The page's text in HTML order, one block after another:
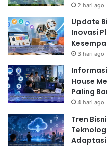
2 hari ago
Update
Inovasi
3 hari ago
House
Paling
4 hari ago
Tren
Adaptasi